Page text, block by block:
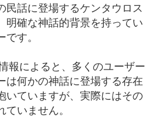
民話に登場するケンタウロス
明確な神話的背景を持ってい
す。
報によると、多くのユーザー
は何かの神話に登場する存在
いていますが、実際にはその
いません。